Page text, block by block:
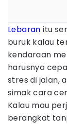
Lebaran itu
buruk kalau
kendaraan
harusnya
stres di jalan,
simak cara
Kalau mau
berangkat